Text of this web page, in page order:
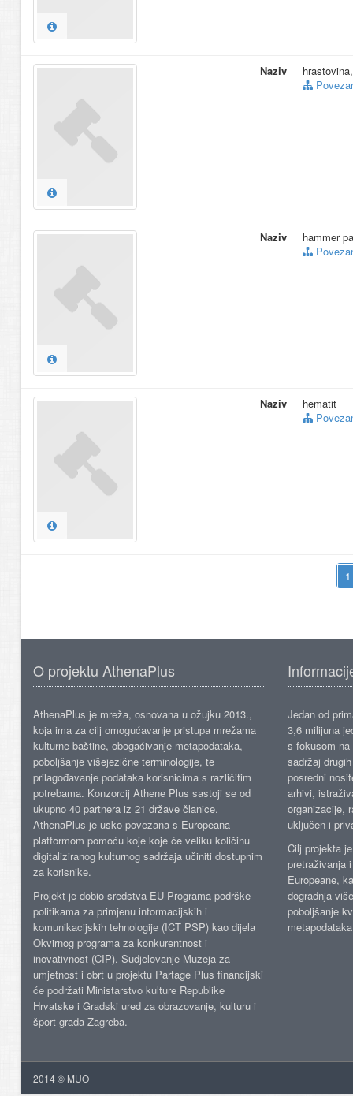
Naziv
Naziv
hammer
Naziv
hematit
O projektu AthenaPlus
AthenaPlus je mreža, osnovana u ožujku 2013.,
koja ima za cilj omogućavanje pristupa mrežama
kulturne baštine, obogaćivanje metapodataka,
poboljšanje višejezične terminologije, te
prilagođavanje podataka korisnicima s različitim
potrebama. Konzorcij Athene Plus sastoji se od
ukupno 40 partnera iz 21 države članice.
AthenaPlus je usko povezana s Europeana
platformom pomoću koje koje će veliku količinu
digitaliziranog kulturnog sadržaja učiniti dostupnim
za korisnike.
Projekt je dobio sredstva EU Programa podrške
politikama za primjenu informacijskih i
komunikacijskih tehnologije (ICT PSP) kao dijela
Okvirnog programa za konkurentnost i
inovativnost (CIP). Sudjelovanje Muzeja za
umjetnost i obrt u projektu Partage Plus financijski
će podržati Ministarstvo kulture Republike
Hrvatske i Gradski ured za obrazovanje, kulturu i
šport grada Zagreba.
Jedan od
3,6 milijuna
s fokusom
sadržaj
posredni
arhivi,
organizacije,
uključen i
Cilj projekta
pretraživanja
Europeane,
dogradnja
poboljšanje
2014 © MUO